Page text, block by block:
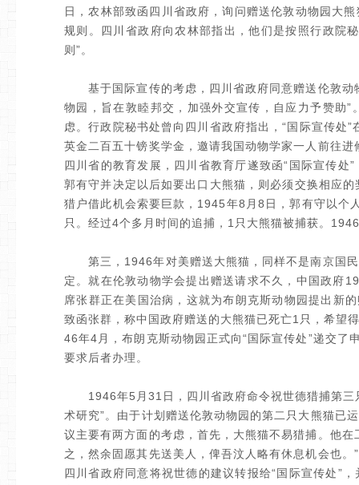
日，农林部致函四川省政府，询问赠送伦敦动物园大
规则。四川省政府向农林部指出，他们是按照行政院
则”。
基于国际宣传的考虑，四川省政府同意赠送伦敦动
物园，旨在敦睦邦交，加强外交宣传，自应力予赞助
虑。行政院秘书处曾向四川省政府指出，“国际宣传处
英金二百五十镑奖学金，邀请我国动物学家一人前往
四川省的教育发展，四川省教育厅遂致函“国际宣传
郭有守并决定以后如要出口大熊猫，则必须交换相应
猎户借此机会索要巨款，1945年8月8日，郭有守以个
只。经过4个多月时间的追捕，1只大熊猫被捕获。
第三，1946年对美赠送大熊猫，同样不是南京国民
定。就在伦敦动物学会提出赠送请求不久，中国政府
席张群正在美国治病，这就为布朗克斯动物园提出新
致函张群，称中国政府赠送的大熊猫已死亡1只，希望
46年4月，布朗克斯动物园正式向“国际宣传处”递交了
要求后者办理。
1946年5月31日，四川省政府命令祝世德猎捕第三
术研究”。由于计划赠送伦敦动物园的第二只大熊猫已
议主要有两方面的考虑，首先，大熊猫不易猎捕。他
之，然余固愿其先送美人，俾吾汶人略有休息机会也
四川省政府同意将祝世德的建议转报给“国际宣传处”